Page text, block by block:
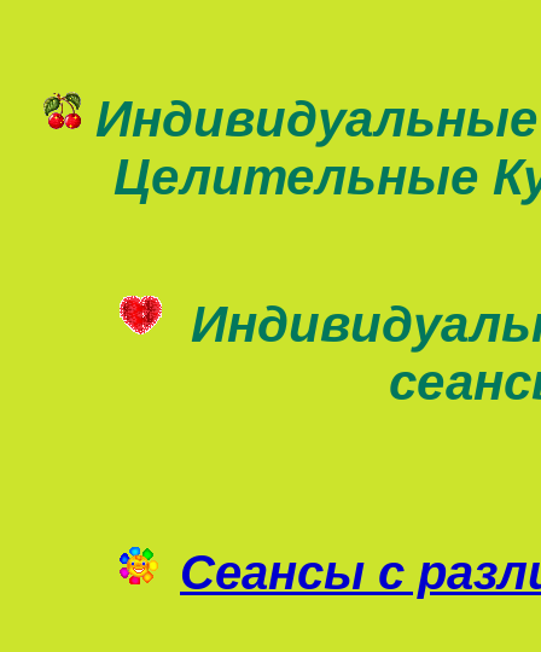
Целительные
Сеансы с